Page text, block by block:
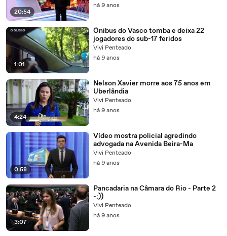
20:54
há 9 anos
1:01
Ônibus do Vasco tomba e deixa 22
jogadores do sub-17 feridos
Vivi Penteado
há 9 anos
4:24
Nelson Xavier morre aos 75 anos em
Uberlândia
Vivi Penteado
há 9 anos
0:58
Vídeo mostra policial agredindo
advogada na Avenida Beira-Ma
Vivi Penteado
há 9 anos
3:07
Pancadaria na Câmara do Rio - Parte 2
-:))
Vivi Penteado
há 9 anos